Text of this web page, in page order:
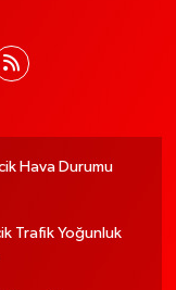
Hava Durumu
Trafik Yoğunluk